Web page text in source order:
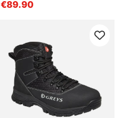
€89.90